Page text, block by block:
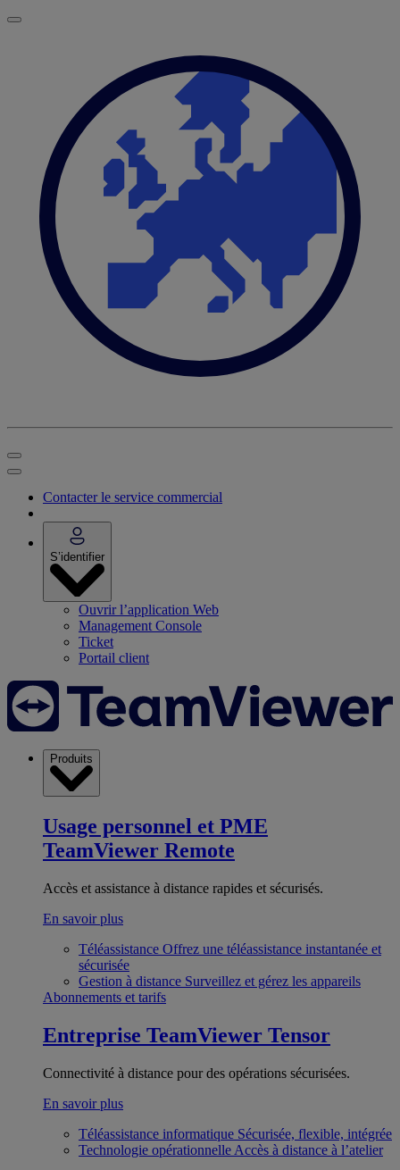
Contacter le service commercial
S’identifier
Ouvrir l’application Web
Management Console
Ticket
Portail client
Produits
Usage personnel et PME
TeamViewer Remote
Accès et assistance à distance rapides et sécurisés.
En savoir plus
Téléassistance Offrez une téléassistance instantanée et
sécurisée
Gestion à distance Surveillez et gérez les appareils
Abonnements et tarifs
Entreprise TeamViewer Tensor
Connectivité à distance pour des opérations sécurisées.
En savoir plus
Téléassistance informatique Sécurisée, flexible, intégrée
Technologie opérationnelle Accès à distance à l’atelier